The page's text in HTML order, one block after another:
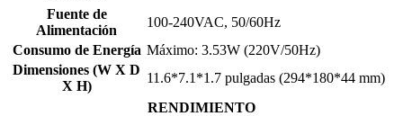
Fuente de
Alimentación
100-240VAC, 50/60Hz
Consumo de Energía Máximo: 3.53W (220V/50Hz)
Dimensiones (W X D
X H)
11.6*7.1*1.7 pulgadas (294*180*44 mm)
RENDIMIENTO